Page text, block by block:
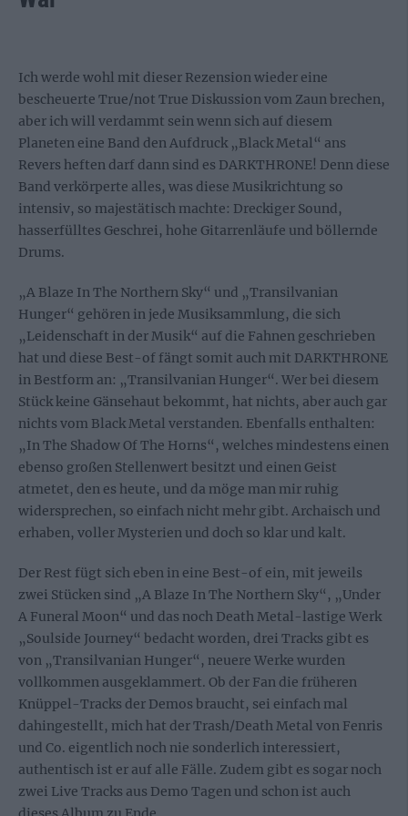
Ich werde wohl mit dieser Rezension wieder eine
bescheuerte True/not True Diskussion vom Zaun brechen,
aber ich will verdammt sein wenn sich auf diesem
Planeten eine Band den Aufdruck „Black Metal“ ans
Revers heften darf dann sind es DARKTHRONE! Denn diese
Band verkörperte alles, was diese Musikrichtung so
intensiv, so majestätisch machte: Dreckiger Sound,
hasserfülltes Geschrei, hohe Gitarrenläufe und böllernde
Drums.
„A Blaze In The Northern Sky“ und „Transilvanian
Hunger“ gehören in jede Musiksammlung, die sich
„Leidenschaft in der Musik“ auf die Fahnen geschrieben
hat und diese Best-of fängt somit auch mit DARKTHRONE
in Bestform an: „Transilvanian Hunger“. Wer bei diesem
Stück keine Gänsehaut bekommt, hat nichts, aber auch gar
nichts vom Black Metal verstanden. Ebenfalls enthalten:
„In The Shadow Of The Horns“, welches mindestens einen
ebenso großen Stellenwert besitzt und einen Geist
atmetet, den es heute, und da möge man mir ruhig
widersprechen, so einfach nicht mehr gibt. Archaisch und
erhaben, voller Mysterien und doch so klar und kalt.
Der Rest fügt sich eben in eine Best-of ein, mit jeweils
zwei Stücken sind „A Blaze In The Northern Sky“, „Under
A Funeral Moon“ und das noch Death Metal-lastige Werk
„Soulside Journey“ bedacht worden, drei Tracks gibt es
von „Transilvanian Hunger“, neuere Werke wurden
vollkommen ausgeklammert. Ob der Fan die früheren
Knüppel-Tracks der Demos braucht, sei einfach mal
dahingestellt, mich hat der Trash/Death Metal von Fenris
und Co. eigentlich noch nie sonderlich interessiert,
authentisch ist er auf alle Fälle. Zudem gibt es sogar noch
zwei Live Tracks aus Demo Tagen und schon ist auch